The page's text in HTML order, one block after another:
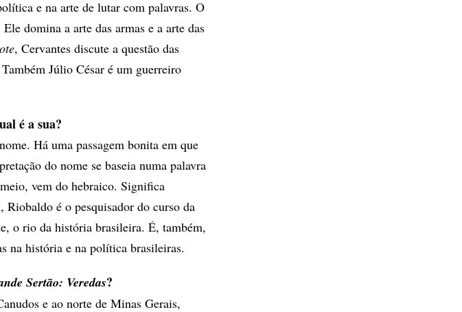
e na arte de lutar com palavras. O
domina a arte das armas e a arte das
, Cervantes discute a questão das
Júlio César é um guerreiro
é a sua?
Há uma passagem bonita em que
do nome se baseia numa palavra
vem do hebraico. Significa
Riobaldo é o pesquisador do curso da
o rio da história brasileira. É, também,
na história e na política brasileiras.
Sertão: Veredas?
e ao norte de Minas Gerais,